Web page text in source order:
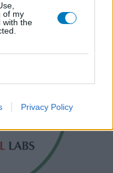
of my
with the
Privacy Policy